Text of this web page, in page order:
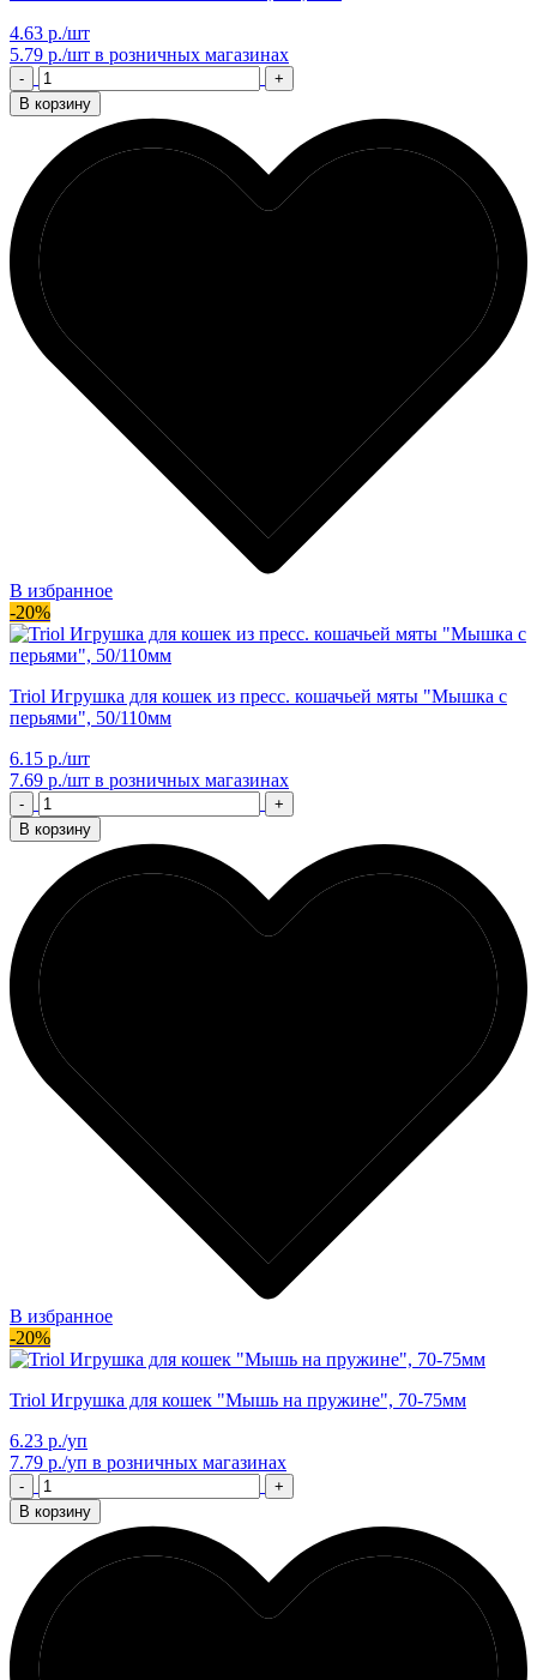
4.63 р./шт
5.79 р./шт в розничных магазинах
-
+
В корзину
В избранное
-20%
Triol Игрушка для кошек из пресс. кошачьей мяты "Мышка с
перьями", 50/110мм
6.15 р./шт
7.69 р./шт в розничных магазинах
-
+
В корзину
В избранное
-20%
Triol Игрушка для кошек "Мышь на пружине", 70-75мм
6.23 р./уп
7.79 р./уп в розничных магазинах
-
+
В корзину